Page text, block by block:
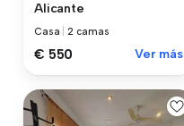
Alicante
Casa |2 camas
€ 550 Ver más